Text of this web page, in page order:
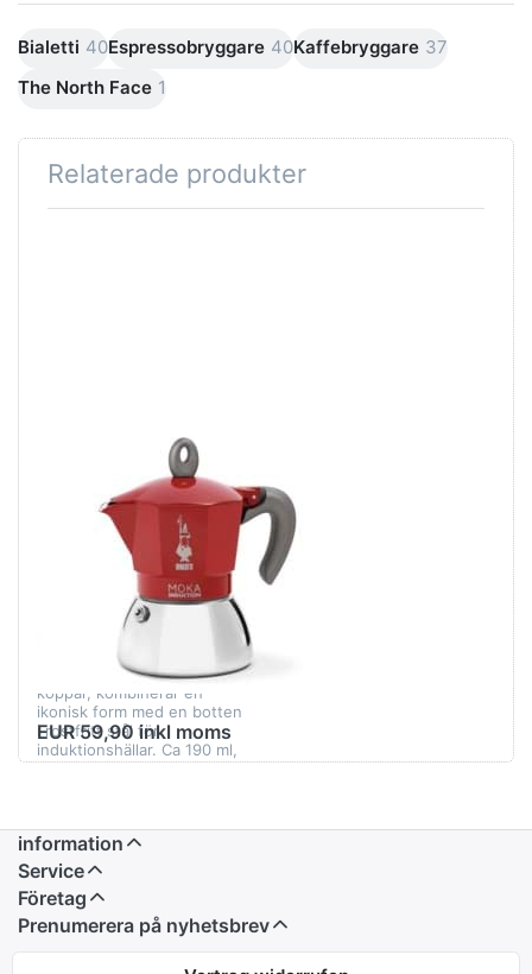
Bialetti 40Espressobryggare 40Kaffebryggare 37
The North Face 1
Relaterade produkter
Det finns ännu inga recensioner för denna produkt.
Bialetti Moka-
espressokanna
induktionshäll,
Moka Induction röd, 4
koppar, kombinerar en
ikonisk form med en botten
i rostfritt stål för
induktionshällar. Ca 190 ml,
överdel i aluminium, säker
EUR 59,90 inkl moms
information
Service
Företag
Prenumerera på nyhetsbrev